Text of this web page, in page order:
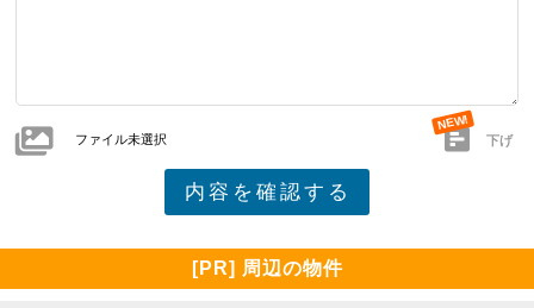
ファイル未選択 下げ
[PR] 周辺の物件